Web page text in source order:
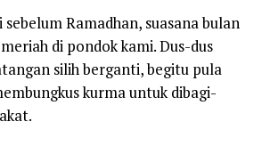
Ramadhan, suasana bulan
di pondok kami. Dus-dus
silih berganti, begitu pula
kurma untuk dibagi-